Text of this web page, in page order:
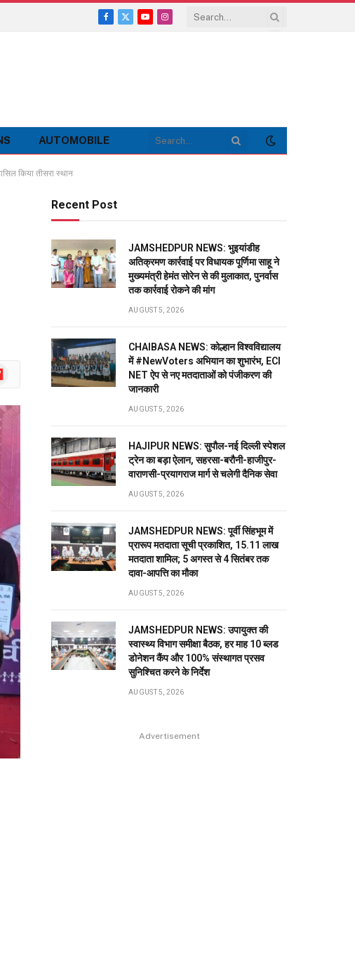
Facebook
X
YouTubeInstagram
AUTOMOBILE
किया तीसरा स्थान
Recent Post
JAMSHEDPUR NEWS: भुइयांडीह
अतिक्रमण कार्रवाई पर विधायक पूर्णिमा साहू ने
मुख्यमंत्री हेमंत सोरेन से की मुलाकात, पुनर्वास
तक कार्रवाई रोकने की मांग
AUGUST 5, 2026
CHAIBASA NEWS: कोल्हान विश्वविद्यालय
में #NewVoters अभियान का शुभारंभ, ECI
NET ऐप से नए मतदाताओं को पंजीकरण की
जानकारी
AUGUST 5, 2026
HAJIPUR NEWS: सुपौल-नई दिल्ली स्पेशल
ट्रेन का बड़ा ऐलान, सहरसा-बरौनी-हाजीपुर-
वाराणसी-प्रयागराज मार्ग से चलेगी दैनिक सेवा
AUGUST 5, 2026
JAMSHEDPUR NEWS: पूर्वी सिंहभूम में
प्रारूप मतदाता सूची प्रकाशित, 15.11 लाख
मतदाता शामिल; 5 अगस्त से 4 सितंबर तक
दावा-आपत्ति का मौका
AUGUST 5, 2026
JAMSHEDPUR NEWS: उपायुक्त की
स्वास्थ्य विभाग समीक्षा बैठक, हर माह 10 ब्लड
डोनेशन कैंप और 100% संस्थागत प्रसव
सुनिश्चित करने के निर्देश
AUGUST 5, 2026
Advertisement